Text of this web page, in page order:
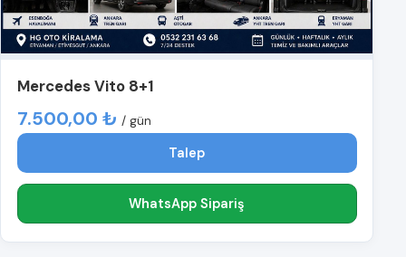
Mercedes Vito 8+1
7.500,00 ₺ / gün
Talep
WhatsApp Sipariş